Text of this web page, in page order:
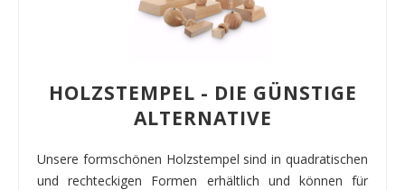
HOLZSTEMPEL - DIE GÜNSTIGE
ALTERNATIVE
Unsere formschönen Holzstempel sind in quadratischen
und rechteckigen Formen erhältlich und können für